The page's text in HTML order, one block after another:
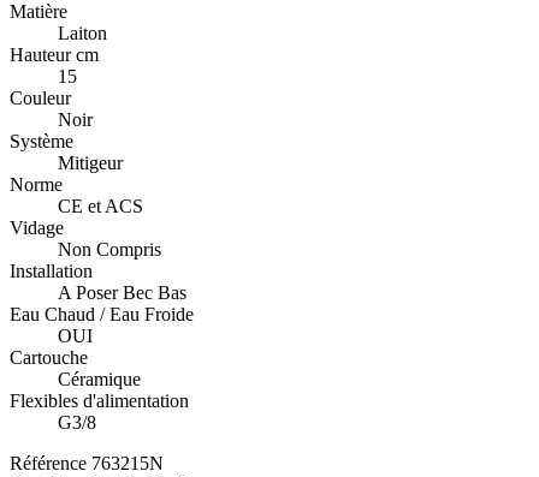
Matière
Laiton
Hauteur cm
15
Couleur
Noir
Système
Mitigeur
Norme
CE et ACS
Vidage
Non Compris
Installation
A Poser Bec Bas
Eau Chaud / Eau Froide
OUI
Cartouche
Céramique
Flexibles d'alimentation
G3/8
Référence 763215N